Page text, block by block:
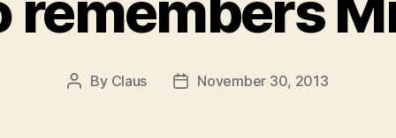
Post
By Claus
PostNovember 30, 2013